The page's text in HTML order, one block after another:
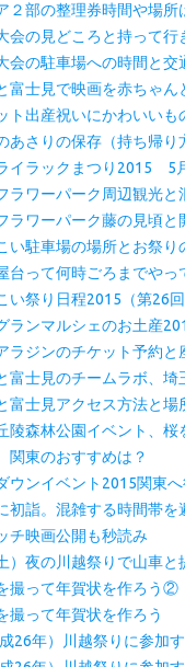
２部の整理券時間や場所
会の見どころと持って行
会の駐車場への時間と
富士見で映画を赤ちゃ
ト出産祝いにかわいい
あさりの保存（持ち帰
イラックまつり2015 5
ラワーパーク周辺観光と
ラワーパーク藤の見頃
い駐車場の場所とお祭り
台って何時ごろまでやっ
い祭り日程2015（第26
ランマルシェのお土産
ラジンのチケット予約と
富士見のチームラボ、
富士見アクセス方法と場
陵森林公園イベント、
関東のおすすめは？
ウンイベント2015関東
初詣。混雑する時間帯を
チ映画公開も秒読み
）夜の川越祭りで山車と
撮って年賀状を作ろう②
撮って年賀状を作ろう
26年）川越祭りに参加